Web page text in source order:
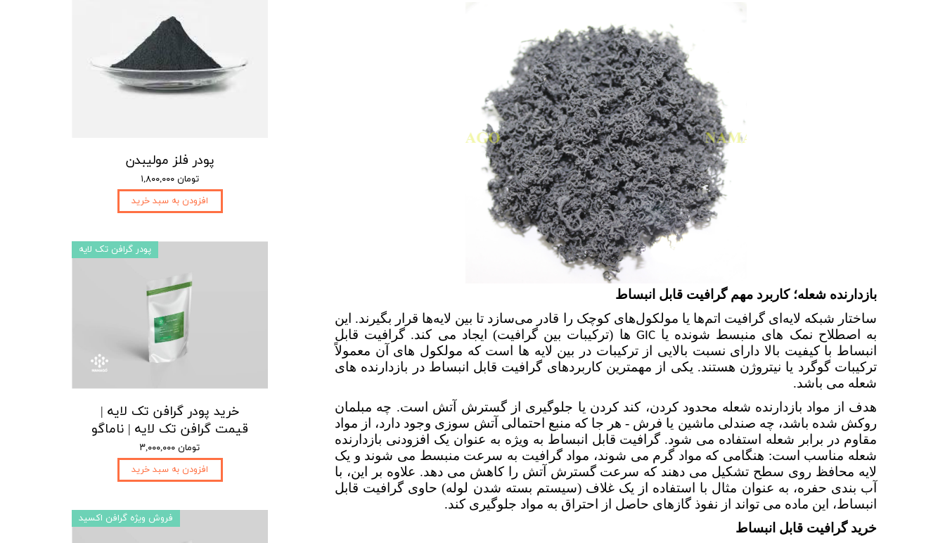
بازدارنده شعله؛ کاربرد مهم گرافیت قابل انبساط
ساختار شبکه لایه‌ای گرافیت اتم‌ها یا مولکول‌های کوچک را قادر می‌سازد تا بین لایه‌ها قرار بگیرند. این
به اصطلاح نمک های منبسط شونده یاGIC ها (ترکیبات بین گرافیت) ایجاد می کند. گرافیت قابل
انبساط با کیفیت بالا دارای نسبت بالایی از ترکیبات در بین لایه ها است که مولکول های آن معمولاً
ترکیبات گوگرد یا نیتروژن هستند. یکی از مهمترین کاربردهای گرافیت قابل انبساط در بازدارنده های
شعله می باشد.
هدف از مواد بازدارنده شعله محدود کردن، کند کردن یا جلوگیری از گسترش آتش است. چه مبلمان
روکش شده باشد، چه صندلی ماشین یا فرش - هر جا که منبع احتمالی آتش سوزی وجود دارد، از مواد
مقاوم در برابر شعله استفاده می شود. گرافیت قابل انبساط به ویژه به عنوان یک افزودنی بازدارنده
شعله مناسب است: هنگامی که مواد گرم می شوند، مواد گرافیت به سرعت منبسط می شوند و یک
لایه محافظ روی سطح تشکیل می دهند که سرعت گسترش آتش را کاهش می دهد. علاوه بر این، با
آب بندی حفره، به عنوان مثال با استفاده از یک غلاف (سیستم بسته شدن لوله) حاوی گرافیت قابل
انبساط، این ماده می تواند از نفوذ گازهای حاصل از احتراق به مواد جلوگیری کند.
خرید گرافیت قابل انبساط
پودر فلز مولیبدن
۱,۸۰۰,۰۰۰ تومان
افزودن به سبد خرید
خرید پودر گرافن تک لایه |
قیمت گرافن تک لایه | ناماگو
۳,۰۰۰,۰۰۰ تومان
افزودن به سبد خرید
پودر گرافن تک لایه
فروش ویژه گرافن اکسید